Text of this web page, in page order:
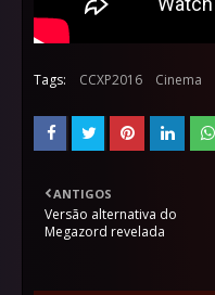
Tags: CCXP2016 Cinema
ANTIGOS
Versão alternativa do
Megazord revelada